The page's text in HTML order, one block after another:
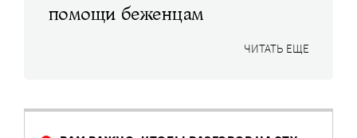
помощи беженцам
ЧИТАТЬ ЕЩЕ